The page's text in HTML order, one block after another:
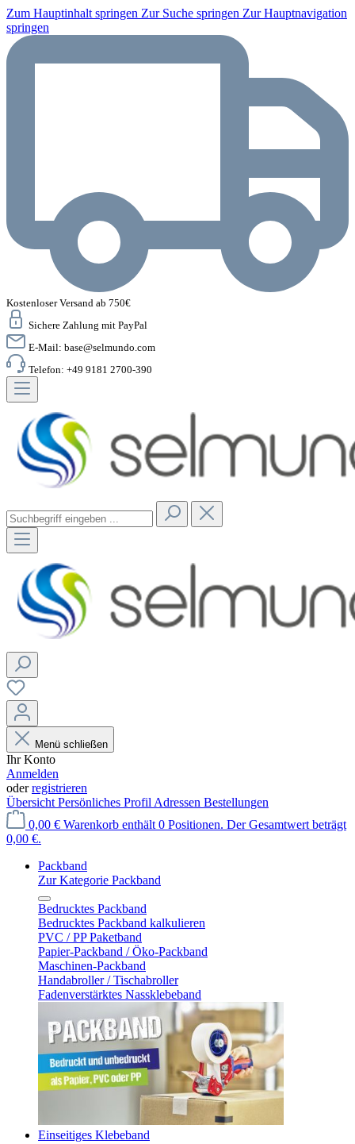
Zum Hauptinhalt springen Zur Suche springen Zur Hauptnavigation
springen
Kostenloser Versand ab 750€
Sichere Zahlung mit PayPal
E-Mail: base@selmundo.com
Telefon: +49 9181 2700-390
Menü schließen
Ihr Konto
Anmelden
oderregistrieren
Übersicht Persönliches Profil Adressen Bestellungen
0,00 € Warenkorb enthält 0 Positionen. Der Gesamtwert beträgt
0,00 €.
Packband
Zur Kategorie Packband
Bedrucktes Packband
Bedrucktes Packband kalkulieren
PVC / PP Paketband
Papier-Packband / Öko-Packband
Maschinen-Packband
Handabroller / Tischabroller
Fadenverstärktes Nassklebeband
Einseitiges Klebeband